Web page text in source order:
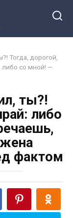
Тогда, дорогой,
либо со мной! —
ты?!
либо
фактом